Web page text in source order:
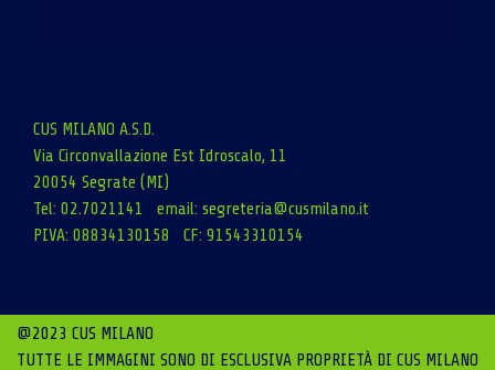
CUS MILANO A.S.D.
Via Circonvallazione Est Idroscalo, 11
20054 Segrate (MI)
Tel: 02.7021141 email: segreteria@cusmilano.it
PIVA: 08834130158 CF: 91543310154
@2023 CUS MILANO
TUTTE LE IMMAGINI SONO DI ESCLUSIVA PROPRIETÀ DI CUS MILANO